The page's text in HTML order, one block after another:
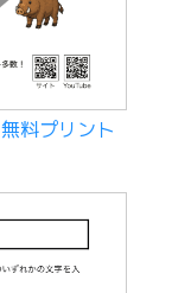
料プリント